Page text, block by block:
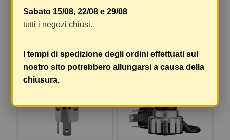
1,37 € 1,53 €
COMPRA
-10% -10%
Sabato 15/08, 22/08 e 29/08
tutti i negozi chiusi.
I tempi di spedizione degli ordini effettuati sul
nostro sito potrebbero allungarsi a causa della
chiusura.